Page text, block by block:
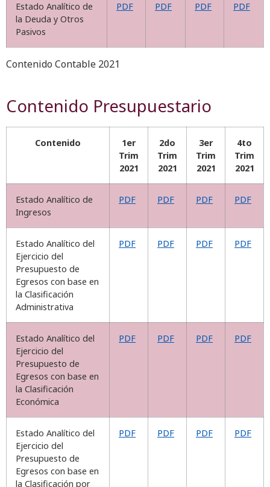
Estado Analítico de
la Deuda y Otros
Pasivos
PDF PDF PDF PDF
Contenido Contable 2021
Contenido Presupuestario
Contenido
1er
Trim
2021
2do
Trim
2021
3er
Trim
2021
4to
Trim
2021
Estado Analítico de
Ingresos
PDF PDF PDF PDF
Estado Analítico del
Ejercicio del
Presupuesto de
Egresos con base en
la Clasificación
Administrativa
PDF PDF PDF PDF
Estado Analítico del
Ejercicio del
Presupuesto de
Egresos con base en
la Clasificación
Económica
PDF PDF PDF PDF
Estado Analítico del
Ejercicio del
Presupuesto de
Egresos con base en
la Clasificación por
PDF PDF PDF PDF